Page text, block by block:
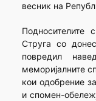
весник на
Подносителите
Струга со
повредил
меморијалните
кои одобрение
и спомен-